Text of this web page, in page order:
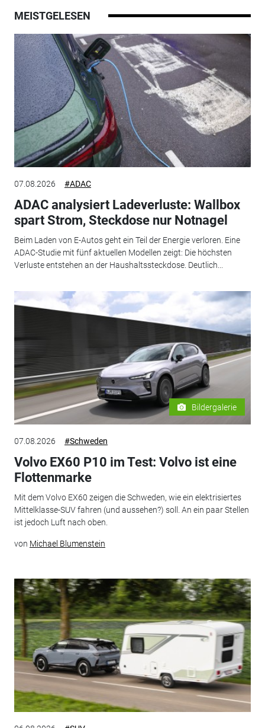
MEISTGELESEN
07.08.2026 #ADAC
ADAC analysiert Ladeverluste: Wallbox
spart Strom, Steckdose nur Notnagel
Beim Laden von E-Autos geht ein Teil der Energie verloren. Eine
ADAC-Studie mit fünf aktuellen Modellen zeigt: Die höchsten
Verluste entstehen an der Haushaltssteckdose. Deutlich...
Bildergalerie
07.08.2026 #Schweden
Volvo EX60 P10 im Test: Volvo ist eine
Flottenmarke
Mit dem Volvo EX60 zeigen die Schweden, wie ein elektrisiertes
Mittelklasse-SUV fahren (und aussehen?) soll. An ein paar Stellen
ist jedoch Luft nach oben.
von Michael Blumenstein